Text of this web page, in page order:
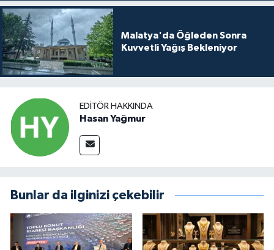
Malatya'da Öğleden Sonra
Kuvvetli Yağış Bekleniyor
EDITÖR HAKKINDA
Hasan Yağmur
Bunlar da ilginizi çekebilir